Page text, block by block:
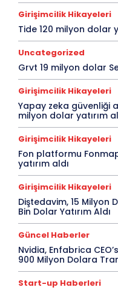
Girişimcilik Hikayeleri
Tide 120 milyon dolar
Uncategorized
Grvt 19 milyon dolar
Girişimcilik Hikayeleri
Yapay zeka güvenliği
milyon dolar yatırım
Girişimcilik Hikayeleri
Fon platformu
yatırım aldı
Girişimcilik Hikayeleri
Diştedavim, 15 Milyon
Bin Dolar Yatırım Aldı
Güncel Haberler
Nvidia, Enfabrica
900 Milyon Dolara
Start-up Haberleri